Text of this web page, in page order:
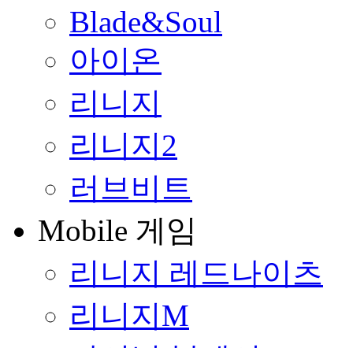
Blade&Soul
아이온
리니지
리니지2
러브비트
Mobile 게임
리니지 레드나이츠
리니지M